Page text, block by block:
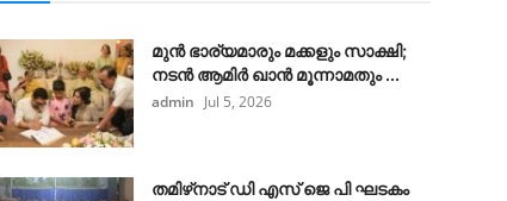
മുൻ ഭാര്യമാരും മക്കളും സാക്ഷി;
നടൻ ആമിർ ഖാൻ മൂന്നാമതും ...
admin Jul 5, 2026
തമിഴ്‌നാട് ഡി എസ് ജെ പി ഘടകം